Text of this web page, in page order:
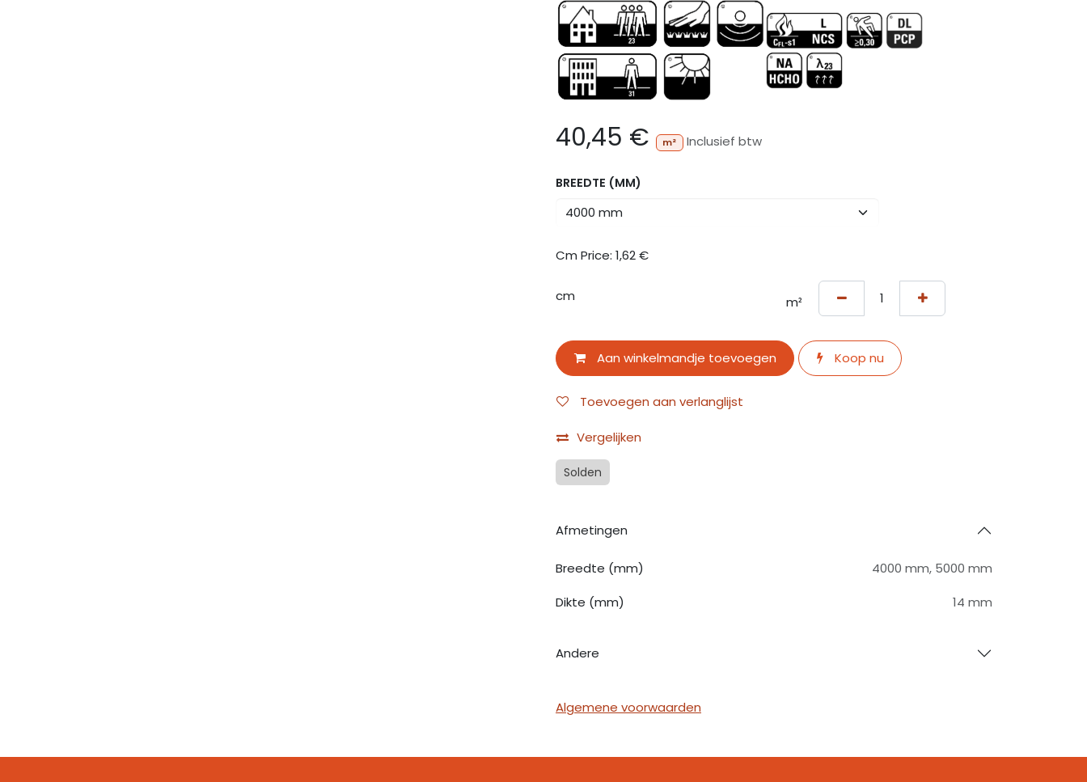
40,45 € m² Inclusief btw
BREEDTE (MM)
Cm Price: 1,62€
cm m²
Aan winkelmandje toevoegen Koop nu
Toevoegen aan verlanglijst
Vergelijken
Solden
Afmetingen
Breedte (mm) 4000 mm, 5000 mm
Dikte (mm)
14 mm
Andere
Algemene voorwaarden